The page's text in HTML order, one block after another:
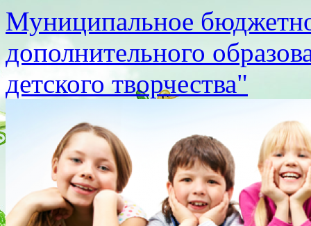
Муниципальное
дополнительного
детского творчества"